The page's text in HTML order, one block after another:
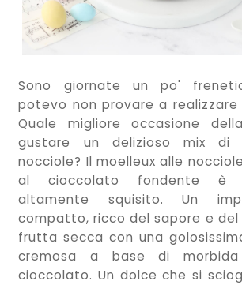
Sono giornate un po'
potevo non provare a
Quale migliore occasione
gustare un delizioso mix di
nocciole? Il moelleux alle
al cioccolato fondente è
altamente squisito. Un
compatto, ricco del sapore e del
frutta secca con una
cremosa a base di
cioccolato. Un dolce che si